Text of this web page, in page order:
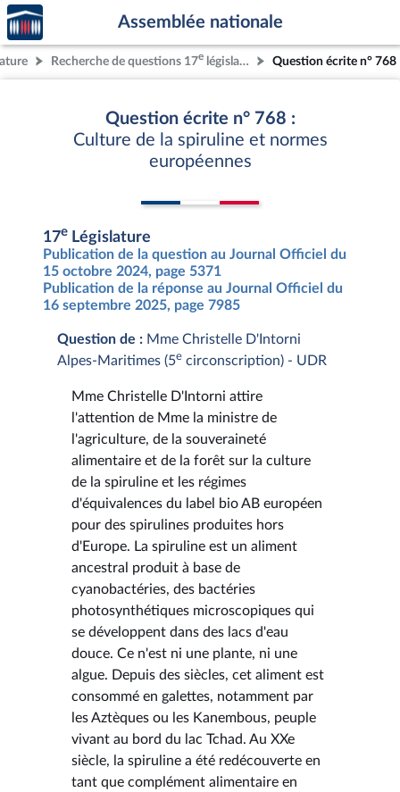
Aller au contenu
Aller en bas de la page
Accèder
à la
page
d'accueil
Assemblée nationale
Recherche de questions 17e législature Question écrite n° 768
Question écrite n° 768 :
Culture de la spiruline et normes
européennes
17e Législature
Publication de la question au Journal Officiel du
15 octobre 2024, page 5371
Publication de la réponse au Journal Officiel du
16 septembre 2025, page 7985
Question de : Mme Christelle D'Intorni
Alpes-Maritimes (5e circonscription) - UDR
Mme Christelle D'Intorni attire
l'attention de Mme la ministre de
l'agriculture, de la souveraineté
alimentaire et de la forêt sur la culture
de la spiruline et les régimes
d'équivalences du label bio AB européen
pour des spirulines produites hors
d'Europe. La spiruline est un aliment
ancestral produit à base de
cyanobactéries, des bactéries
photosynthétiques microscopiques qui
se développent dans des lacs d'eau
douce. Ce n'est ni une plante, ni une
algue. Depuis des siècles, cet aliment est
consommé en galettes, notamment par
les Aztèques ou les Kanembous, peuple
vivant au bord du lac Tchad. Au XXe
siècle, la spiruline a été redécouverte en
tant que complément alimentaire en